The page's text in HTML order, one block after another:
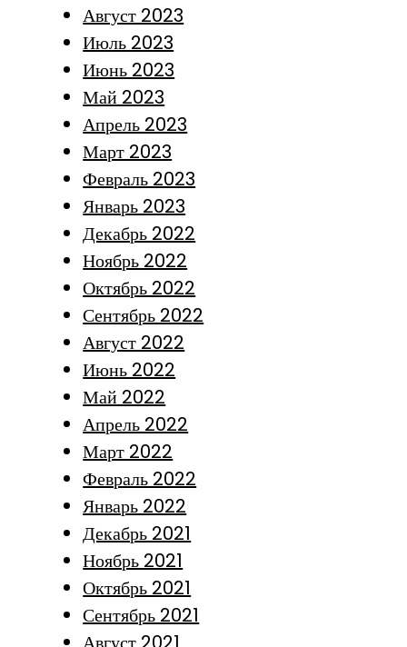
Август 2023
Июль 2023
Июнь 2023
Май 2023
Апрель 2023
Март 2023
Февраль 2023
Январь 2023
Декабрь 2022
Ноябрь 2022
Октябрь 2022
Сентябрь 2022
Август 2022
Июнь 2022
Май 2022
Апрель 2022
Март 2022
Февраль 2022
Январь 2022
Декабрь 2021
Ноябрь 2021
Октябрь 2021
Сентябрь 2021